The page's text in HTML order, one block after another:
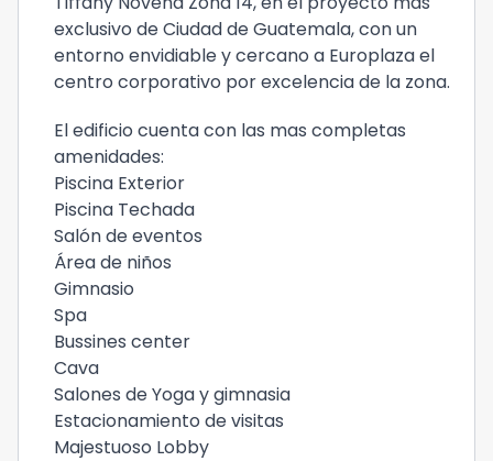
exclusivo de Ciudad de Guatemala, con un
entorno envidiable y cercano a Europlaza el
centro corporativo por excelencia de la zona.
El edificio cuenta con las mas completas
amenidades:
Piscina Exterior
Piscina Techada
Salón de eventos
Área de niños
Gimnasio
Spa
Bussines center
Cava
Salones de Yoga y gimnasia
Estacionamiento de visitas
Majestuoso Lobby